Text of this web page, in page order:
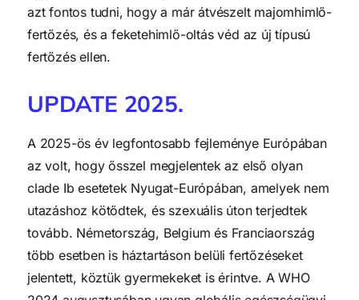
azt fontos tudni, hogy a már átvészelt majomhimlő-
fertőzés, és a feketehimlő-oltás véd az új típusú
fertőzés ellen.
UPDATE 2025.
A 2025-ös év legfontosabb fejleménye Európában
az volt, hogy ősszel megjelentek az első olyan
clade Ib esetetek Nyugat-Európában, amelyek nem
utazáshoz kötődtek, és szexuális úton terjedtek
tovább. Németország, Belgium és Franciaország
több esetben is háztartáson belüli fertőzéseket
jelentett, köztük gyermekeket is érintve. A WHO